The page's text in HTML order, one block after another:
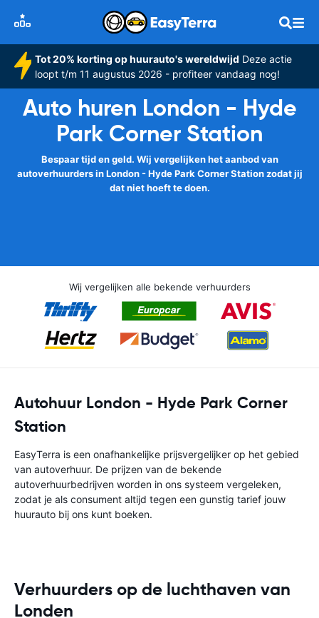
Tot 20% korting op huurauto's wereldwijd Deze actie
loopt t/m 11 augustus 2026 - profiteer vandaag nog!
Auto huren London - Hyde
Park Corner Station
Bespaar tijd en geld. Wij vergelijken het aanbod van
autoverhuurders in London - Hyde Park Corner Station zodat jij
dat niet hoeft te doen.
Wij vergelijken alle bekende verhuurders
Autohuur London - Hyde Park Corner
Station
EasyTerra is een onafhankelijke prijsvergelijker op het gebied
van autoverhuur. De prijzen van de bekende
autoverhuurbedrijven worden in ons systeem vergeleken,
zodat je als consument altijd tegen een gunstig tarief jouw
huurauto bij ons kunt boeken.
Verhuurders op de luchthaven van
Londen